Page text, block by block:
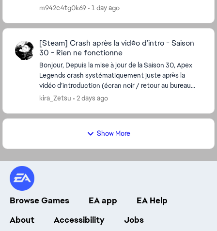
compte Apex au lieu de recuperer l'...
m942c4tg0k69 1 day ago
[Steam] Crash après la vidéo d’intro - Saison
30 - Rien ne fonctionne
Bonjour, Depuis la mise à jour de la Saison 30, Apex
Legends crash systématiquement juste après la
vidéo d’introduction (écran noir / retour au bureau
kira_Zetsu 2 days ago
Show More
Browse Games EA app
EA Help
About
Accessibility Jobs